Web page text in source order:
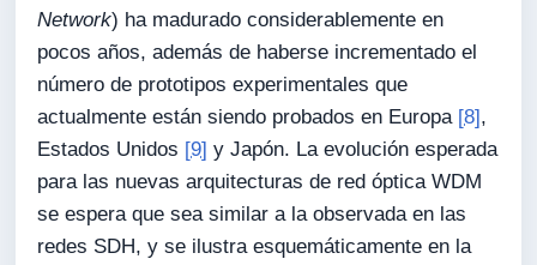
Network) ha madurado considerablemente en
pocos años, además de haberse incrementado el
número de prototipos experimentales que
actualmente están siendo probados en Europa [8],
Estados Unidos [9] y Japón. La evolución esperada
para las nuevas arquitecturas de red óptica WDM
se espera que sea similar a la observada en las
redes SDH, y se ilustra esquemáticamente en la